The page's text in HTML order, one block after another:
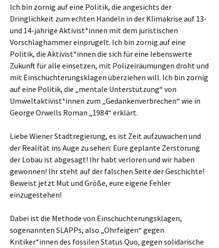
Ich bin zornig auf eine Politik, die angesichts der
Dringlichkeit zum echten Handeln in der Klimakrise auf 13-
und 14-jährige Aktivist*innen mit dem juristischen
Vorschlaghammer einprügelt. Ich bin zornig auf eine
Politik, die Aktivist*innen die sich für eine lebenswerte
Zukunft für alle einsetzen, mit Polizeiräumungen droht und
mit Einschüchterungsklagen überziehen will. Ich bin zornig
auf eine Politik, die „mentale Unterstützung“ von
Umweltaktivist*innen zum „Gedankenverbrechen“ wie in
George Orwells Roman „1984“ erklärt.
Liebe Wiener Stadtregierung, es ist Zeit aufzuwachen und
der Realität ins Auge zu sehen: Eure geplante Zerstörung
der Lobau ist abgesagt! Ihr habt verloren und wir haben
gewonnen! Ihr steht auf der falschen Seite der Geschichte!
Beweist jetzt Mut und Größe, eure eigene Fehler
einzugestehen!
Dabei ist die Methode von Einschüchterungsklagen,
sogenannten SLAPPs, also „Ohrfeigen“ gegen
Kritiker*innen des fossilen Status Quo, gegen solidarische